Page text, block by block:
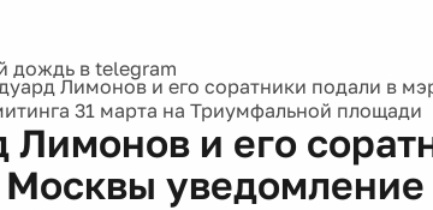
Лимонов и его соратники подали в
31 марта на Триумфальной площади
Лимонов и его
уведомление